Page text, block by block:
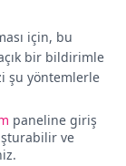
için, bu
bir bildirimle
şu yöntemlerle
paneline giriş
ve